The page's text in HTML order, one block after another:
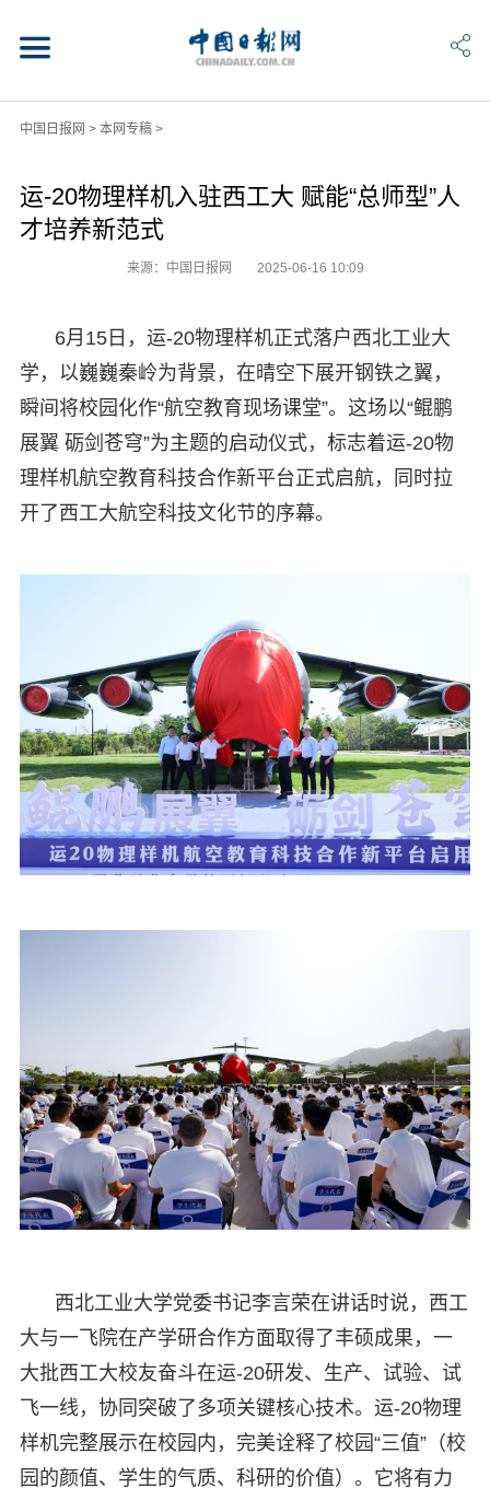
中国日报网 > 本网专稿>
运-20物理样机入驻西工大 赋能“总师型”人
才培养新范式
来源：中国日报网 2025-06-16 10:09
6月15日，运-20物理样机正式落户西北工业大
学，以巍巍秦岭为背景，在晴空下展开钢铁之翼，
瞬间将校园化作“航空教育现场课堂”。这场以“鲲鹏
展翼 砺剑苍穹”为主题的启动仪式，标志着运-20物
理样机航空教育科技合作新平台正式启航，同时拉
开了西工大航空科技文化节的序幕。
西北工业大学党委书记李言荣在讲话时说，西工
大与一飞院在产学研合作方面取得了丰硕成果，一
大批西工大校友奋斗在运-20研发、生产、试验、试
飞一线，协同突破了多项关键核心技术。运-20物理
样机完整展示在校园内，完美诠释了校园“三值”（校
园的颜值、学生的气质、科研的价值）。它将有力